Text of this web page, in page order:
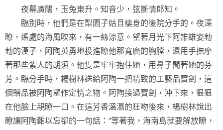
夜幕廣闊，玉兔東升。知音少，弦斷情郎知。
臨別時，他們是在梨園子姑且棲身的後院分手的。夜深
瞭，遙處的海風吹來，有一絲涼意。望著月光下阿誰雄姿勃
勃的漢子，阿陶英勇地投進瞭他那寬廣的胸膛，還用手撫摩
著那些紮人的胡須。他隻是牢牢抱住她，用鼻子聞著她的芬
芳。臨分手時，楊樹林送給阿陶一把精致的工藝品寶劍，這
個贈品被阿陶望作定情之物。阿陶接過寶劍，沖下來，狠狠
在他臉上親瞭一口。在這芳香溫濕的狂吻後來，楊樹林說出
瞭讓阿陶難以忘卻的一句話：“等著我，海南島就要解放瞭，